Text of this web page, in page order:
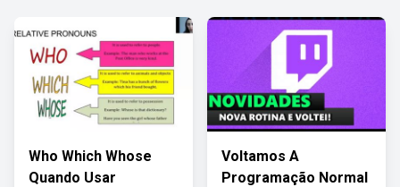
Who Which Whose
Quando Usar
Voltamos A
Programação Normal